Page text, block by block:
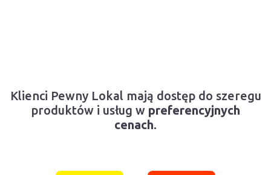
Klienci Pewny Lokal mają dostęp do szeregu
produktów i usług w preferencyjnych
cenach.